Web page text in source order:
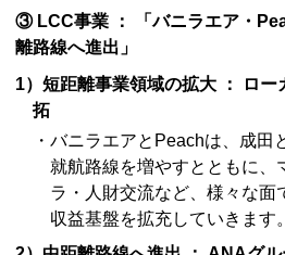
③ LCC事業 ： 「バニラエア・
離路線へ進出」
1）短距離事業領域の拡大 ： ロー
拓
・バニラエアとPeachは、成田
就航路線を増やすとともに、
ラ・人財交流など、様々な面
収益基盤を拡充していきます。